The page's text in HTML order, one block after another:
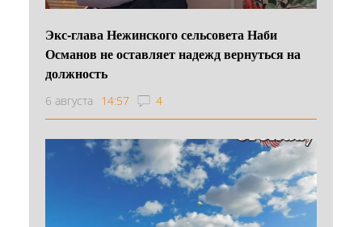
Экс-глава Нежинского сельсовета Наби
Османов не оставляет надежд вернуться на
должность
6 августа 14:57 4